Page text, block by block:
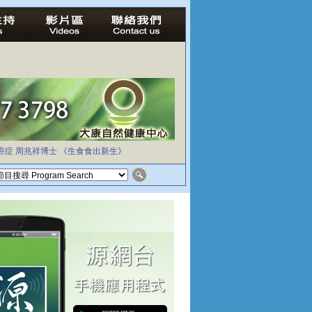
症 周兆祥博士 《生食食出新生》